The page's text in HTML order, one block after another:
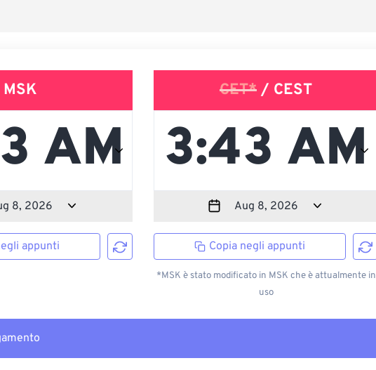
MSK
appunti
CET* / CEST
Copia negli appunti
*MSK è stato modificato in MSK che è attualmente in
uso